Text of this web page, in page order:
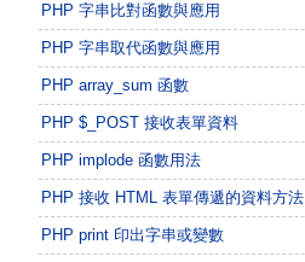
PHP 字串比對函數與應用
PHP 字串取代函數與應用
PHP array_sum 函數
PHP $_POST 接收表單資料
PHP implode 函數用法
PHP 接收 HTML 表單傳遞的資料方法
PHP print 印出字串或變數